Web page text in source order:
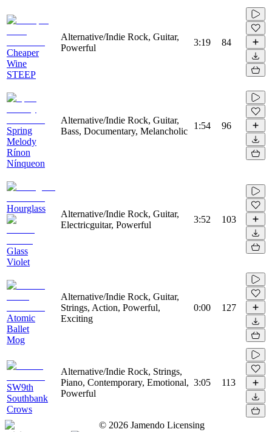
Cheaper
Wine
STEEP
Alternative/Indie Rock, Guitar,
Powerful
3:19 84
Spring
Melody
Rínon
Nínqueon
Alternative/Indie Rock, Guitar,
Bass, Documentary, Melancholic
1:54 96
Hourglass
Glass
Violet
Alternative/Indie Rock, Guitar,
Electricguitar, Powerful
3:52 103
Atomic
Ballet
Mog
Alternative/Indie Rock, Guitar,
Strings, Action, Powerful,
Exciting
0:00 127
SW9th
Southbank
Crows
Alternative/Indie Rock, Strings,
Piano, Contemporary, Emotional,
Powerful
3:05 113
© 2026 Jamendo Licensing